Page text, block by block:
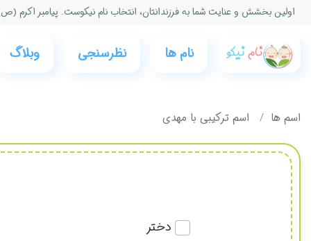
اولین بخشش و عنایت شما به فرزندانتان، انتخاب نام نیكوست. پیامبر اكرم
نام ها نظرسنجی‌ وبلاگ
اسم ها اسم ترکیبی با مهدی
دختر